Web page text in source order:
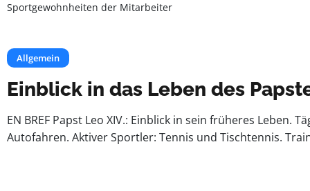
Sportgewohnheiten der Mitarbeiter
Allgemein
Einblick in das Leben des
EN BREF Papst Leo XIV.: Einblick in sein früheres
Autofahren. Aktiver Sportler: Tennis und Tischtennis.